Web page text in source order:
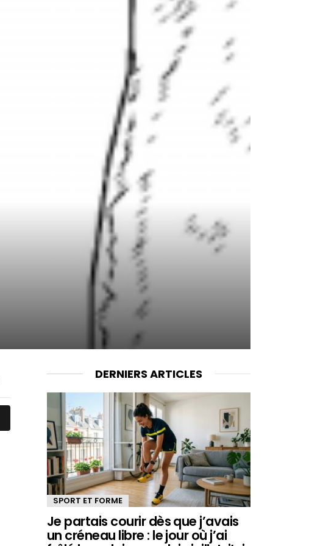
DERNIERS ARTICLES
SPORT ET FORME
Je partais courir dès que j’avais
un créneau libre : le jour où j’ai